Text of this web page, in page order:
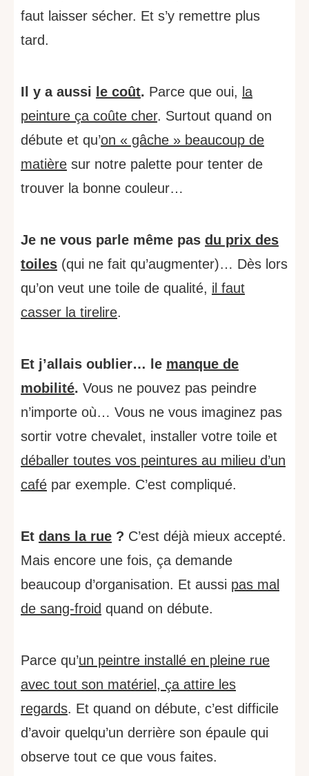
faut laisser sécher. Et s’y remettre plus
tard.
Il y a aussi le coût. Parce que oui, la
peinture ça coûte cher. Surtout quand on
débute et qu’on « gâche » beaucoup de
matière sur notre palette pour tenter de
trouver la bonne couleur…
Je ne vous parle même pas du prix des
toiles (qui ne fait qu’augmenter)… Dès lors
qu’on veut une toile de qualité, il faut
casser la tirelire.
Et j’allais oublier… le manque de
mobilité. Vous ne pouvez pas peindre
n’importe où… Vous ne vous imaginez pas
sortir votre chevalet, installer votre toile et
déballer toutes vos peintures au milieu d’un
café par exemple. C’est compliqué.
Et dans la rue ? C’est déjà mieux accepté.
Mais encore une fois, ça demande
beaucoup d’organisation. Et aussi pas mal
de sang-froid quand on débute.
Parce qu’un peintre installé en pleine rue
avec tout son matériel, ça attire les
regards. Et quand on débute, c’est difficile
d’avoir quelqu’un derrière son épaule qui
observe tout ce que vous faites.